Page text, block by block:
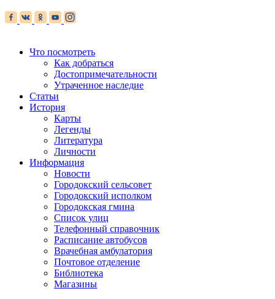
Что посмотреть
Как добраться
Достопримечательности
Утраченное наследие
Статьи
История
Карты
Легенды
Литература
Личности
Информация
Новости
Городокский сельсовет
Городокский исполком
Городокская гмина
Список улиц
Телефонный справочник
Расписание автобусов
Врачебная амбулатория
Почтовое отделение
Библиотека
Магазины